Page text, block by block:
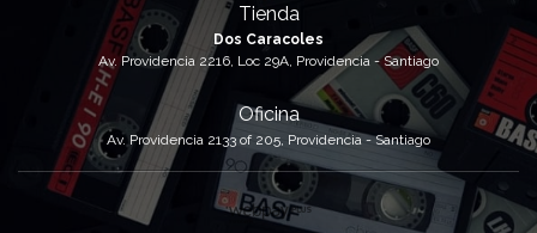
Tienda
Dos Caracoles
Av. Providencia 2216, Loc 29A, Providencia - Santiago
Oficina
Av. Providencia 2133 of 205, Providencia - Santiago